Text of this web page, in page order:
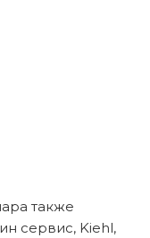
также
сервис, Kiehl,